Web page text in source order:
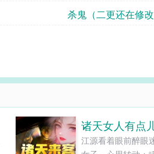
杀鬼（二更还在修改
诸天女人有点
江源看着眼前醉眼